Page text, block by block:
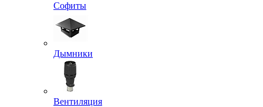
Софиты
Дымники
Вентиляция